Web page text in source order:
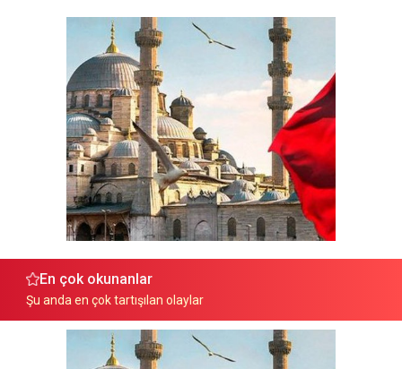
En çok okunanlar
Şu anda en çok tartışılan olaylar